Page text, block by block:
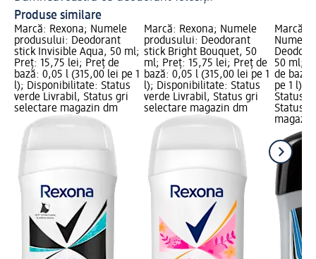
Produse similare
Marcă: Rexona; Numele
produsului: Deodorant
stick Invisible Aqua, 50 ml;
Preț: 15,75 lei; Preț de
bază: 0,05 l (315,00 lei pe 1
l); Disponibilitate: Status
verde Livrabil, Status gri
selectare magazin dm
Marcă: Rexona; Numele
produsului: Deodorant
stick Bright Bouquet, 50
ml; Preț: 15,75 lei; Preț de
bază: 0,05 l (315,00 lei pe 1
l); Disponibilitate: Status
verde Livrabil, Status gri
selectare magazin dm
Marcă:
Numele
50 ml;
de
pe 1 l);
Status
Status